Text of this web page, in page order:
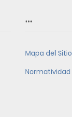
…
Mapa del Sitio
Normatividad